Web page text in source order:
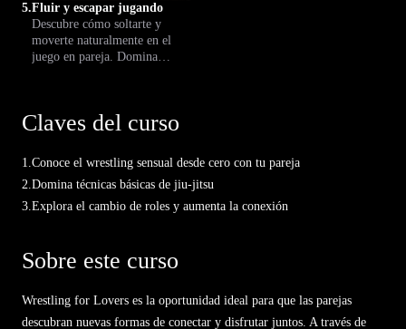
5.Fluir y escapar jugando
Descubre cómo soltarte y
moverte naturalmente en el
juego en pareja. Domina
placentero para ambos.
Claves del curso
1.Conoce el wrestling sensual desde cero con tu pareja
2.Domina técnicas básicas de jiu-jitsu
3.Explora el cambio de roles y aumenta la conexión
Sobre este curso
Wrestling for Lovers es la oportunidad ideal para que las parejas
descubran nuevas formas de conectar y disfrutar juntos. A través de